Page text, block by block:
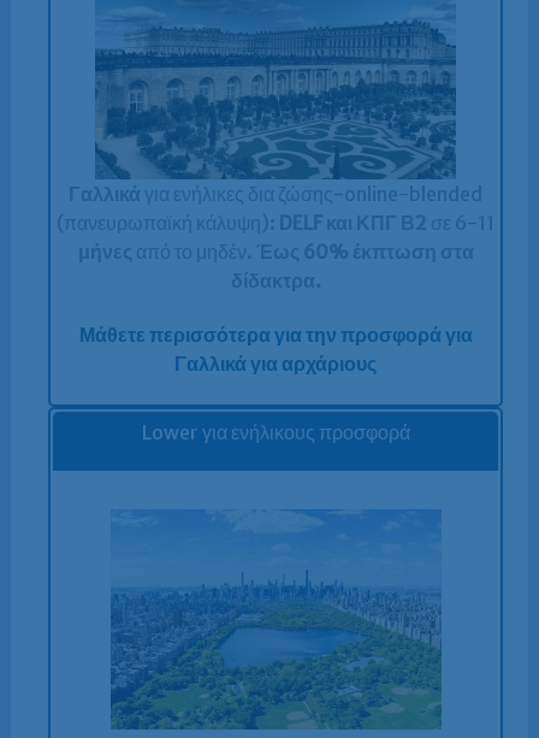
Γαλλικά για ενήλικες δια ζώσης-online-blended
(πανευρωπαϊκή κάλυψη): DELF και ΚΠΓ Β2 σε 6-11
μήνες από το μηδέν. Έως 60% έκπτωση στα
δίδακτρα.
Μάθετε περισσότερα για την προσφορά για
Γαλλικά για αρχάριους
Lower για ενήλικους προσφορά